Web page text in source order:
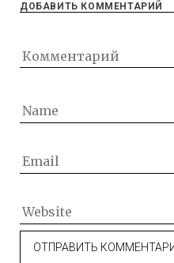
ДОБАВИТЬ КОММЕНТАРИЙ